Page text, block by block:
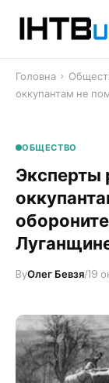
Головна ›
оккупантам не
ОБЩЕСТВО
​Эксперты
ByОлег Бевзя/19